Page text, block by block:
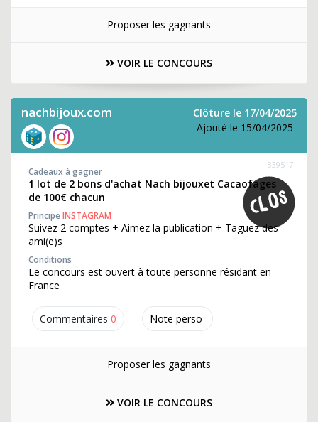
Proposer les gagnants
VOIR LE CONCOURS
nachbijoux.com
Clôture le 17/04/2025
Ajouté le 15/04/2025
Commentaires 0 Note perso
339517
Cadeaux à gagner
1 lot de 2 bons d'achat Nach bijouxet Cacaofages
de 100€ chacun
PrincipeINSTAGRAM
Suivez 2 comptes + Aimez la publication + Taguez des
ami(e)s
Conditions
Le concours est ouvert à toute personne résidant en
France
Proposer les gagnants
VOIR LE CONCOURS